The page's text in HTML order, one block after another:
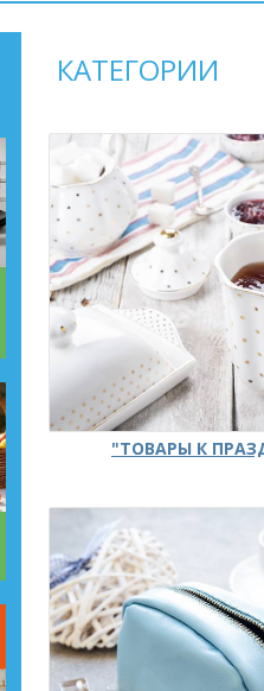
КАТЕГОРИИ
"ТОВАРЫ К